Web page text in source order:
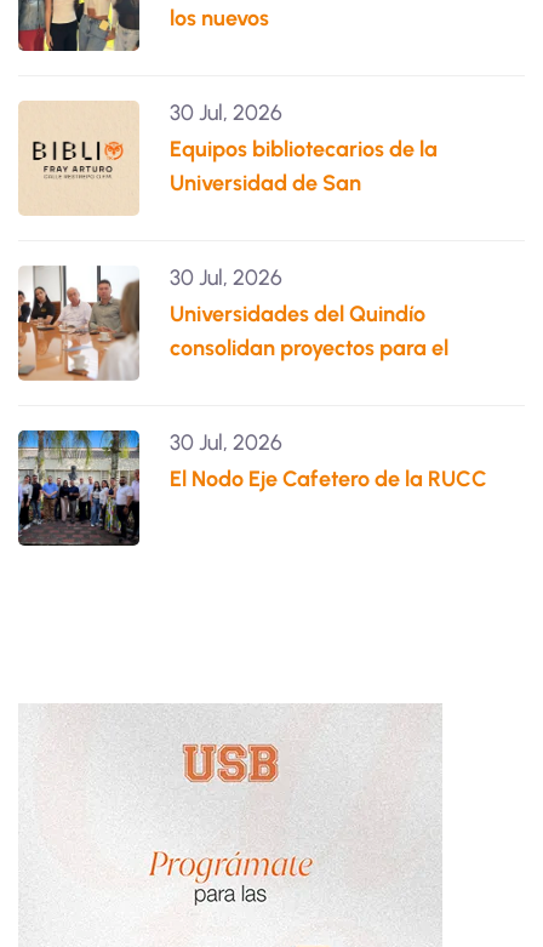
los nuevos
30 Jul, 2026
Equipos bibliotecarios de la
Universidad de San
30 Jul, 2026
Universidades del Quindío
consolidan proyectos para el
30 Jul, 2026
El Nodo Eje Cafetero de la RUCC